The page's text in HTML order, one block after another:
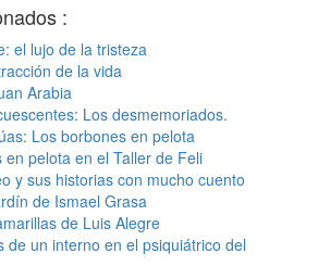
:
el lujo de la tristeza
de la vida
Arabia
Los desmemoriados.
Los borbones en pelota
en pelota en el Taller de Feli
y sus historias con mucho cuento
de Ismael Grasa
de Luis Alegre
de un interno en el psiquiátrico del